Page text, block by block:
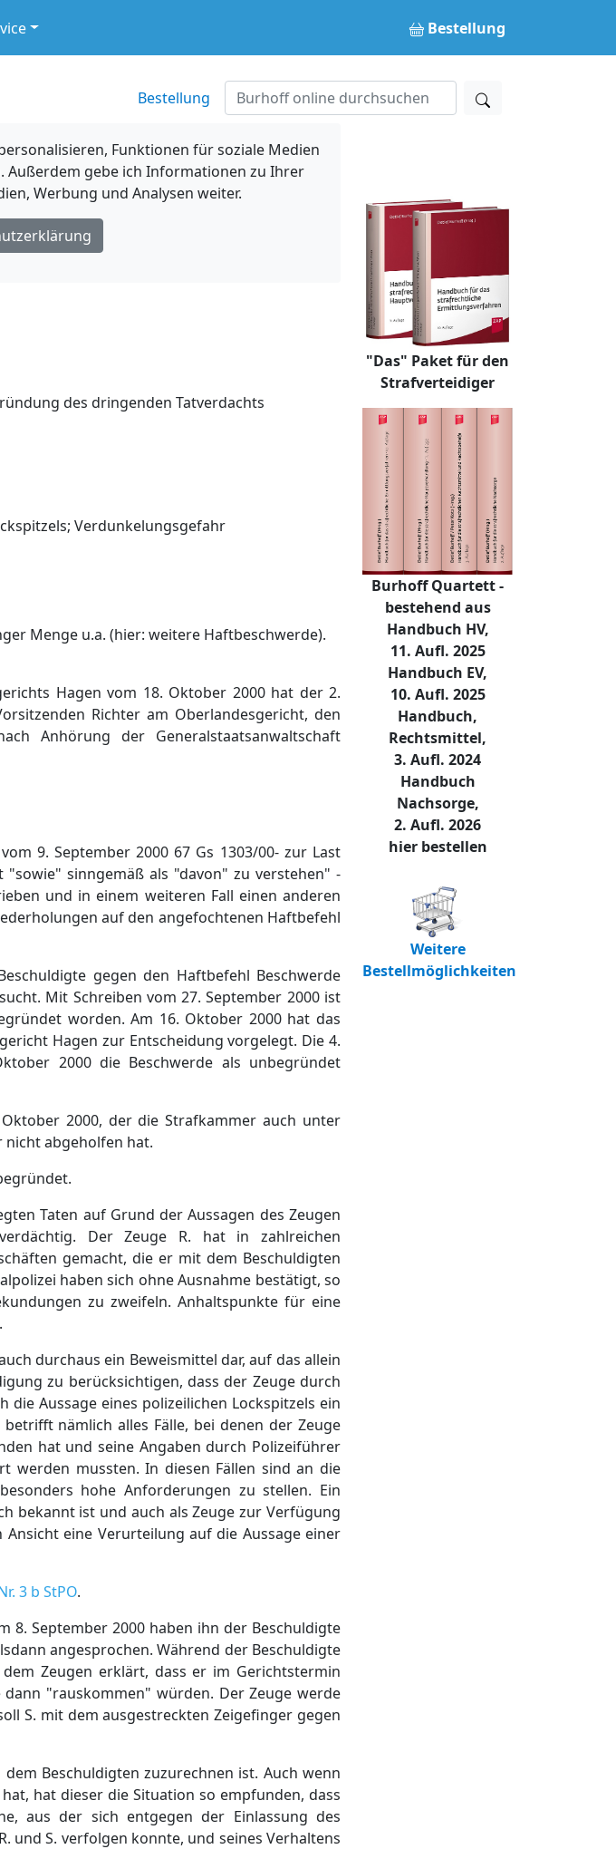
Bestellung
Bestellung
Funktionen für soziale Medien
Außerdem gebe ich Informationen zu Ihrer
Werbung und Analysen weiter.
des dringenden Tatverdachts
Verdunkelungsgefahr
Menge u.a. (hier: weitere Haftbeschwerde).
Hagen vom 18. Oktober 2000 hat der 2.
Richter am Oberlandesgericht, den
Anhörung der Generalstaatsanwaltschaft
9. September 2000 67 Gs 1303/00- zur Last
sinngemäß als "davon" zu verstehen" -
und in einem weiteren Fall einen anderen
auf den angefochtenen Haftbefehl
gegen den Haftbefehl Beschwerde
Mit Schreiben vom 27. September 2000 ist
worden. Am 16. Oktober 2000 hat das
Hagen zur Entscheidung vorgelegt. Die 4.
2000 die Beschwerde als unbegründet
2000, der die Strafkammer auch unter
nicht abgeholfen hat.
Taten auf Grund der Aussagen des Zeugen
Der Zeuge R. hat in zahlreichen
gemacht, die er mit dem Beschuldigten
haben sich ohne Ausnahme bestätigt, so
zu zweifeln. Anhaltspunkte für eine
durchaus ein Beweismittel dar, auf das allein
zu berücksichtigen, dass der Zeuge durch
Aussage eines polizeilichen Lockspitzels ein
nämlich alles Fälle, bei denen der Zeuge
hat und seine Angaben durch Polizeiführer
werden mussten. In diesen Fällen sind an die
hohe Anforderungen zu stellen. Ein
bekannt ist und auch als Zeuge zur Verfügung
eine Verurteilung auf die Aussage einer
3 b StPO.
8. September 2000 haben ihn der Beschuldigte
angesprochen. Während der Beschuldigte
Zeugen erklärt, dass er im Gerichtstermin
"rauskommen" würden. Der Zeuge werde
S. mit dem ausgestreckten Zeigefinger gegen
Beschuldigten zuzurechnen ist. Auch wenn
hat dieser die Situation so empfunden, dass
aus der sich entgegen der Einlassung des
und S. verfolgen konnte, und seines Verhaltens
"Das" Paket für den
Strafverteidiger
Burhoff Quartett -
bestehend aus
Handbuch HV,
11. Aufl. 2025
Handbuch EV,
10. Aufl. 2025
Handbuch,
Rechtsmittel,
3. Aufl. 2024
Handbuch
Nachsorge,
2. Aufl. 2026
hier bestellen
Weitere
Bestellmöglichkeiten